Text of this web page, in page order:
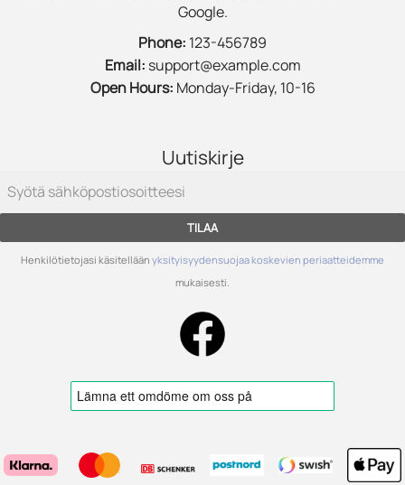
Google.
Phone: 123-456789
Email: support@example.com
Open Hours: Monday-Friday, 10-16
Uutiskirje
TILAA
Henkilötietojasi käsitellään yksityisyydensuojaa koskevien periaatteidemme
mukaisesti.